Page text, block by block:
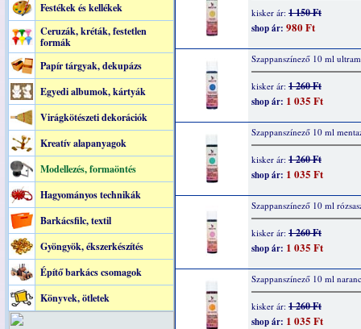
Festékek és kellékek
Ceruzák, kréták, festetlen
formák
Papír tárgyak, dekupázs
Egyedi albumok, kártyák
Virágkötészeti dekorációk
Kreatív alapanyagok
Modellezés, formaöntés
Hagyományos technikák
Barkácsfilc, textil
Gyöngyök, ékszerkészítés
Építő barkács csomagok
Könyvek, ötletek
kisker ár: 1 150 Ft
shop ár: 980 Ft
Szappanszínező 10 ml
kisker ár: 1 260 Ft
shop ár: 1 035 Ft
Szappanszínező 10 ml
kisker ár: 1 260 Ft
shop ár: 1 035 Ft
Szappanszínező 10 ml
kisker ár: 1 260 Ft
shop ár: 1 035 Ft
Szappanszínező 10 ml
kisker ár: 1 260 Ft
shop ár: 1 035 Ft